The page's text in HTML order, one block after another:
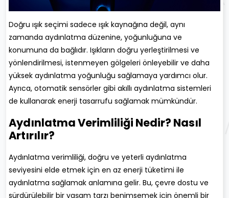
Doğru ışık seçimi sadece ışık kaynağına değil, aynı
zamanda aydınlatma düzenine, yoğunluğuna ve
konumuna da bağlıdır. Işıkların doğru yerleştirilmesi ve
yönlendirilmesi, istenmeyen gölgeleri önleyebilir ve daha
yüksek aydınlatma yoğunluğu sağlamaya yardımcı olur.
Ayrıca, otomatik sensörler gibi akıllı aydınlatma sistemleri
de kullanarak enerji tasarrufu sağlamak mümkündür.
Aydınlatma Verimliliği Nedir? Nasıl
Artırılır?
Aydınlatma verimliliği, doğru ve yeterli aydınlatma
seviyesini elde etmek için en az enerji tüketimi ile
aydınlatma sağlamak anlamına gelir. Bu, çevre dostu ve
sürdürülebilir bir yaşam tarzı benimsemek için önemli bir